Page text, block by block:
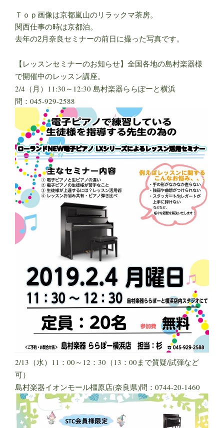
Ｔｏｐ画像は京都嵐山のリラックマ茶房。
関西仕事の時は京都泊。
去年の2月奈良セミナーの前日に撮った写真です。
【レッスンセミナーのお知らせ】 全国各地の島村楽器様
で開催中のレッスン講座。
2/4（月）11:30～12:30 島村楽器ららぽーと横浜
問：045-929-2588
2/13（水）11：00～12：30（13：00まで質疑/試弾など
可）
島村楽器イオンモール橿原店(奈良県)問：0744-20-1460